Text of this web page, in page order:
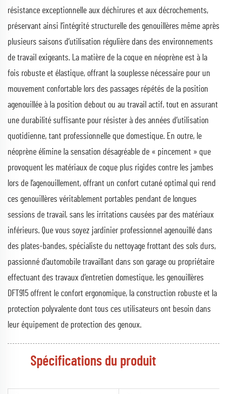
résistance exceptionnelle aux déchirures et aux décrochements,
préservant ainsi l’intégrité structurelle des genouillères même après
plusieurs saisons d’utilisation régulière dans des environnements
de travail exigeants. La matière de la coque en néoprène est à la
fois robuste et élastique, offrant la souplesse nécessaire pour un
mouvement confortable lors des passages répétés de la position
agenouillée à la position debout ou au travail actif, tout en assurant
une durabilité suffisante pour résister à des années d’utilisation
quotidienne, tant professionnelle que domestique. En outre, le
néoprène élimine la sensation désagréable de « pincement » que
provoquent les matériaux de coque plus rigides contre les jambes
lors de l’agenouillement, offrant un confort cutané optimal qui rend
ces genouillères véritablement portables pendant de longues
sessions de travail, sans les irritations causées par des matériaux
inférieurs. Que vous soyez jardinier professionnel agenouillé dans
des plates-bandes, spécialiste du nettoyage frottant des sols durs,
passionné d’automobile travaillant dans son garage ou propriétaire
effectuant des travaux d’entretien domestique, les genouillères
DFT915 offrent le confort ergonomique, la construction robuste et la
protection polyvalente dont tous ces utilisateurs ont besoin dans
leur équipement de protection des genoux.
Spécifications du produit